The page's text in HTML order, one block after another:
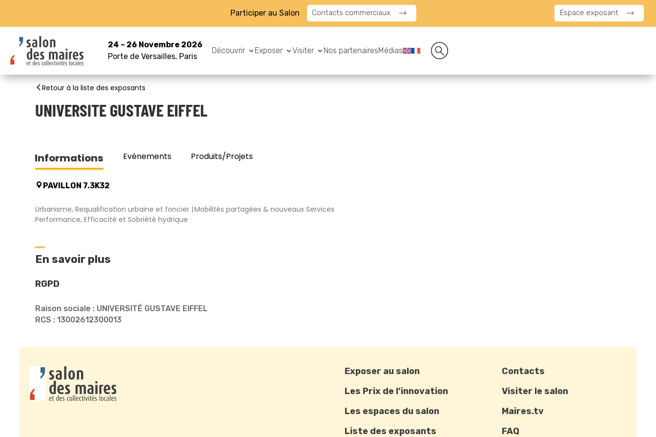
Participer au Salon Contacts commerciaux Espace exposant
24 – 26 Novembre 2026
Porte de Versailles, Paris
Découvrir Exposer Visiter Nos partenairesMédias
Retour à la liste des exposants
UNIVERSITE GUSTAVE EIFFEL
Informations Evénements Produits/Projets
PAVILLON 7.3K32
Urbanisme, Requalification urbaine et foncier Mobilités partagées & nouveaux Services
Performance, Efficacité et Sobriété hydrique
En savoir plus
RGPD
Raison sociale : UNIVERSITÉ GUSTAVE EIFFEL
RCS : 13002612300013
Exposer au salon
Les Prix de l’innovation
Les espaces du salon
Liste des exposants
Contacts
Visiter le salon
Maires.tv
FAQ